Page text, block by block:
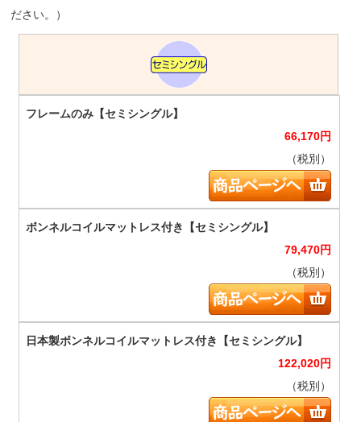
ださい。）
66,170円
（税別）
79,470円
（税別）
122,020円
（税別）